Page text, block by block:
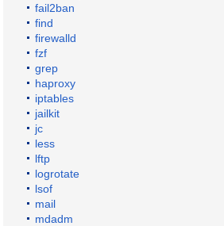
fail2ban
find
firewalld
fzf
grep
haproxy
iptables
jailkit
jc
less
lftp
logrotate
lsof
mail
mdadm